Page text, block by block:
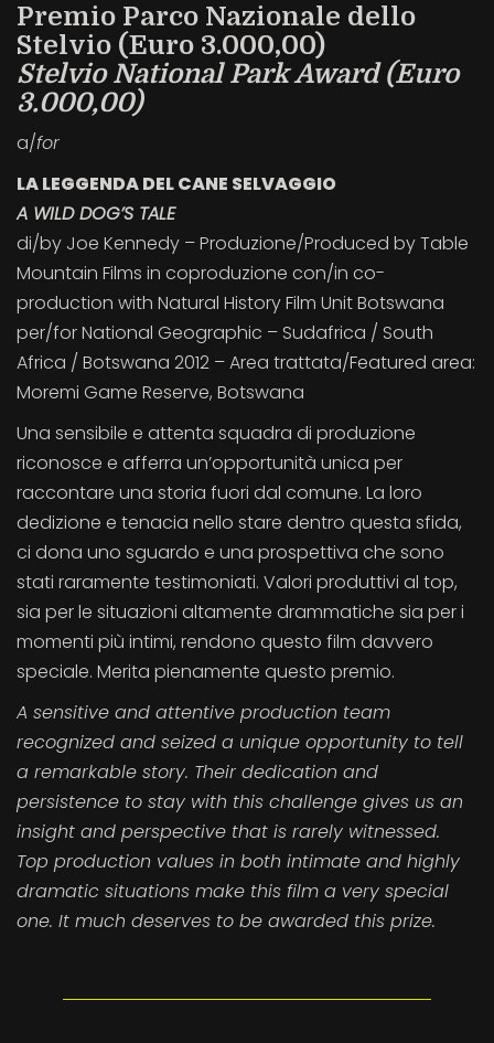
Premio Parco Nazionale dello
Stelvio (Euro 3.000,00)
Stelvio National Park Award (Euro
3.000,00)
a/for
LA LEGGENDA DEL CANE SELVAGGIO
A WILD DOG’S TALE
di/by Joe Kennedy – Produzione/Produced by Table
Mountain Films in coproduzione con/in co-
production with Natural History Film Unit Botswana
per/for National Geographic – Sudafrica / South
Africa / Botswana 2012 – Area trattata/Featured area:
Moremi Game Reserve, Botswana
Una sensibile e attenta squadra di produzione
riconosce e afferra un’opportunità unica per
raccontare una storia fuori dal comune. La loro
dedizione e tenacia nello stare dentro questa sfida,
ci dona uno sguardo e una prospettiva che sono
stati raramente testimoniati. Valori produttivi al top,
sia per le situazioni altamente drammatiche sia per i
momenti più intimi, rendono questo film davvero
speciale. Merita pienamente questo premio.
A sensitive and attentive production team
recognized and seized a unique opportunity to tell
a remarkable story. Their dedication and
persistence to stay with this challenge gives us an
insight and perspective that is rarely witnessed.
Top production values in both intimate and highly
dramatic situations make this film a very special
one. It much deserves to be awarded this prize.